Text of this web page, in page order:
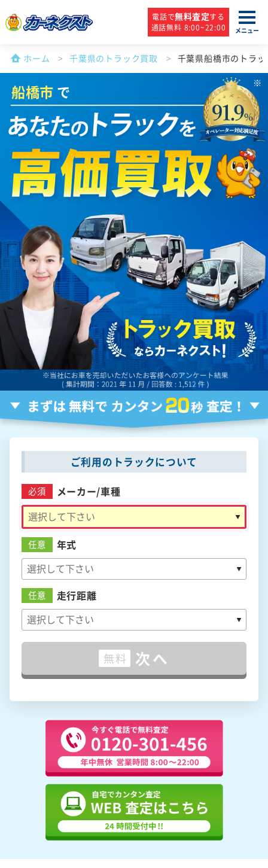
電話で無料査定する
通話無料 8:00~22:00
メニュー
ホーム 千葉県のトラック買取 千葉県船橋市のトラ
船橋市 で
ご利用のトラックについて
必須 メーカー/車種
任意 年式
任意 走行距離
無料 次へ